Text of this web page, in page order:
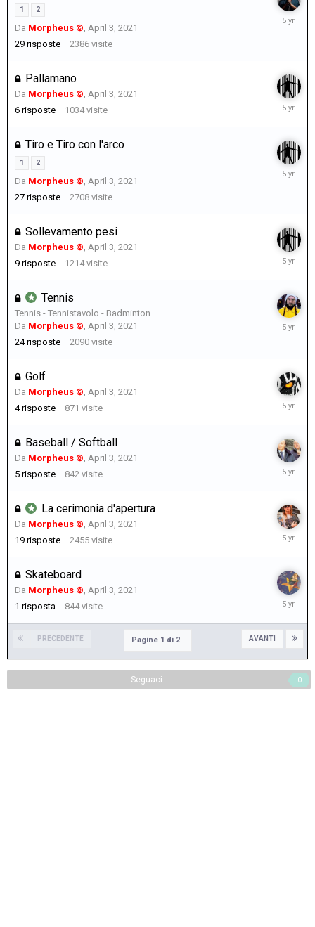
1 2
Da Morpheus ©, April 3, 2021
29 risposte 2386 visite
August
Pallamano
Da Morpheus ©, April 3, 2021
6 risposte 1034 visite
August
Tiro e Tiro con l'arco
1 2
Da Morpheus ©, April 3, 2021
27 risposte 2708 visite
August
Sollevamento pesi
Da Morpheus ©, April 3, 2021
9 risposte 1214 visite
August
Tennis
Tennis - Tennistavolo - Badminton
Da Morpheus ©, April 3, 2021
24 risposte 2090 visite
July
Golf
Da Morpheus ©, April 3, 2021
4 risposte 871 visite
July
Baseball / Softball
Da Morpheus ©, April 3, 2021
5 risposte 842 visite
July
La cerimonia d'apertura
Da Morpheus ©, April 3, 2021
19 risposte 2455 visite
July
Skateboard
Da Morpheus ©, April 3, 2021
1 risposta 844 visite
July
2021
PRECEDENTE AVANTI
Pagine 1 di 2
Seguaci 0